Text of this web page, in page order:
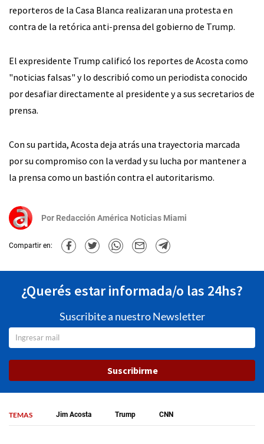
reporteros de la Casa Blanca realizaran una protesta en
contra de la retórica anti-prensa del gobierno de Trump.
El expresidente Trump calificó los reportes de Acosta como
"noticias falsas" y lo describió como un periodista conocido
por desafiar directamente al presidente y a sus secretarios de
prensa.
Con su partida, Acosta deja atrás una trayectoria marcada
por su compromiso con la verdad y su lucha por mantener a
la prensa como un bastión contra el autoritarismo.
Por Redacción América Noticias Miami
Compartir en:
¿Querés estar informada/o las 24hs?
Suscribite a nuestro Newsletter
Suscribirme
TEMAS Jim Acosta Trump CNN